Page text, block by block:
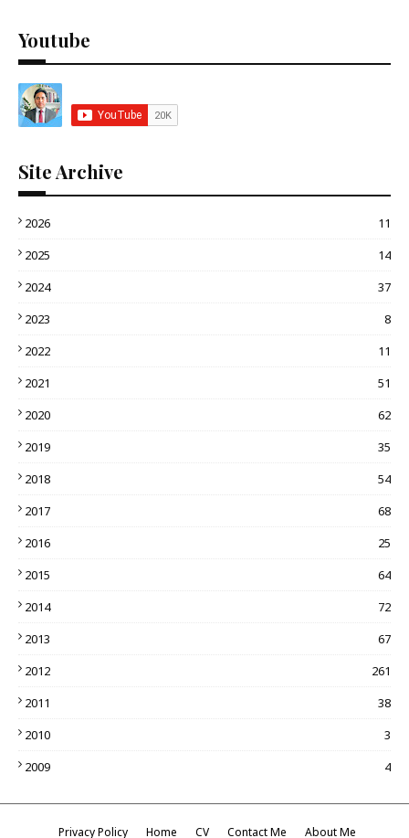
Youtube
Site Archive
2026
11
2025
14
2024
37
2023
8
2022
11
2021
51
2020
62
2019
35
2018
54
2017
68
2016
25
2015
64
2014
72
2013
67
2012
261
2011
38
2010
3
2009
4
Privacy Policy Home CV Contact Me About Me